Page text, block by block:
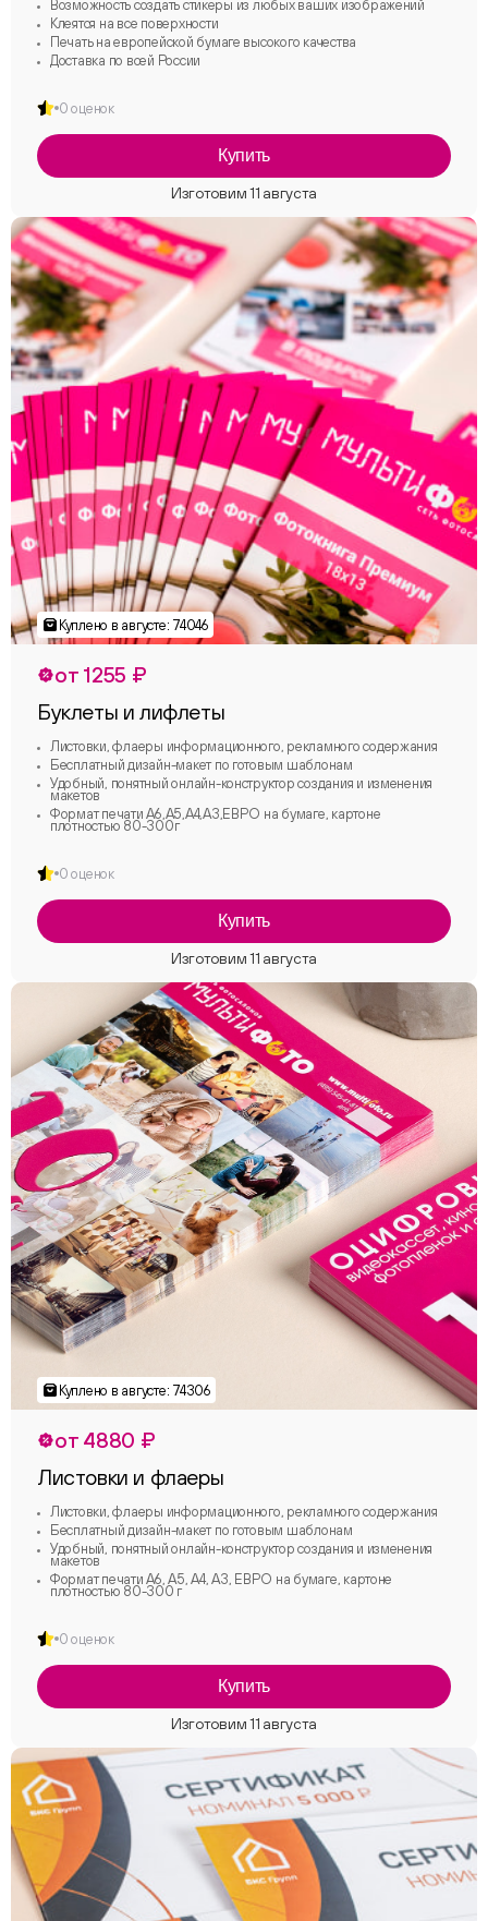
Возможность создать стикеры из любых ваших изображений
Клеятся на все поверхности
Печать на европейской бумаге высокого качества
Доставка по всей России
0 оценок
Купить
от 1255 ₽
Буклеты и лифлеты
Листовки, флаеры информационного, рекламного содержания
Бесплатный дизайн-макет по готовым шаблонам
Удобный, понятный онлайн-конструктор создания и изменения
макетов
Формат печати А6,А5,А4,А3,ЕВРО на бумаге, картоне
плотностью 80-300г
0 оценок
Купить
от 4880 ₽
Листовки и флаеры
Листовки, флаеры информационного, рекламного содержания
Бесплатный дизайн-макет по готовым шаблонам
Удобный, понятный онлайн-конструктор создания и изменения
макетов
Формат печати А6, А5, А4, А3, ЕВРО на бумаге, картоне
плотностью 80-300 г
0 оценок
Купить